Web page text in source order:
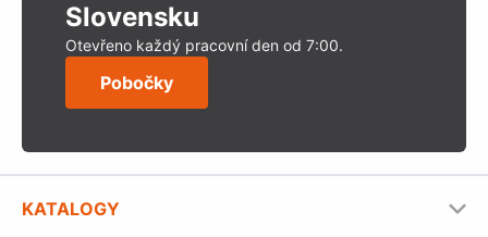
Slovensku
Otevřeno každý pracovní den od 7:00.
Pobočky
KATALOGY